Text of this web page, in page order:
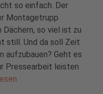
so einfach. Der
Montagetrupp
so viel ist zu
still. Und da soll Zeit
aufzubauen? Geht es
Pressearbeit leisten